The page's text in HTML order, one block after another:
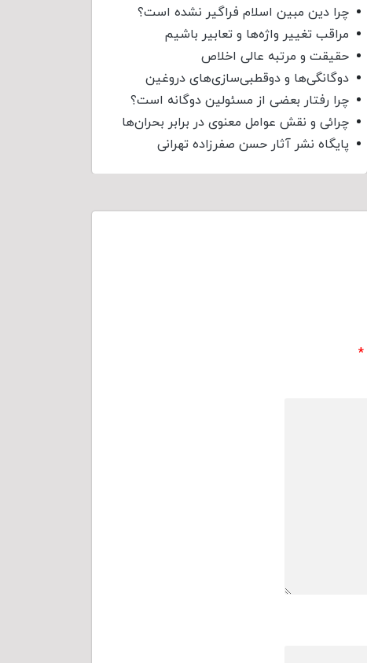
چرا دین مبین اسلام فراگیر نشده است؟
مراقب تغییر واژه‌ها و تعابیر باشیم
حقیقت و مرتبه عالی اخلاص
دوگانگی‌ها و دوقطبی‌سازی‌های دروغین
چرا رفتار بعضی از مسئولین دوگانه است؟
چرائی و نقش عوامل معنوی در برابر بحران‌ها
پایگاه نشر آثار حسن صفرزاده تهرانی
*